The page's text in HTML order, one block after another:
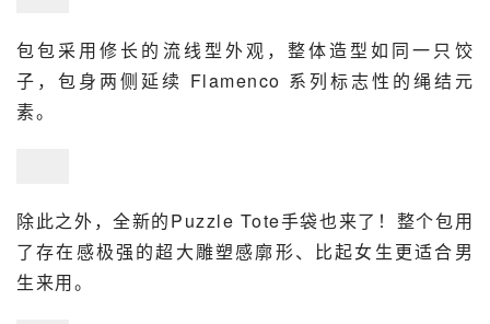
包包采用修长的流线型外观，整体造型如同一只饺
子，包身两侧延续 Flamenco 系列标志性的绳结元
素。
除此之外，全新的Puzzle Tote手袋也来了！整个包用
了存在感极强的超大雕塑感廓形、比起女生更适合男
生来用。